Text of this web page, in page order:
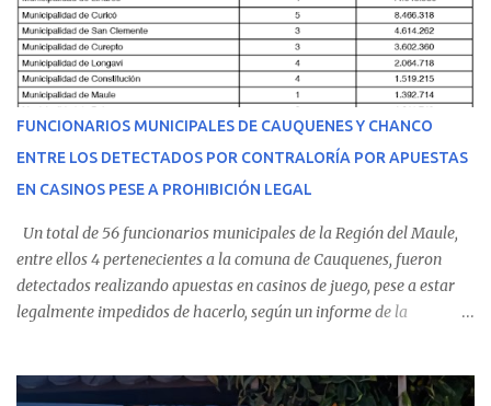
Regional de Talca y dado la urgencia la ambulancia partió hacia
Talca con escolta de Carabineros. En medio del traslado, el
estudiante de medicina de 25 años, se agravó y pese a los esfuerzos
del personal de emergencia terminó falleciendo, sin alcanzar a
recibir atención especializada en el centro de destino. Apenas se
conoció la gravedad de su condición, sus padres —residentes en
Villarrica— se trasladaron a Cauquenes con la esperanza de una
evolución favorable. No obstante, alrededo...
FUNCIONARIOS MUNICIPALES DE CAUQUENES Y CHANCO
ENTRE LOS DETECTADOS POR CONTRALORÍA POR APUESTAS
EN CASINOS PESE A PROHIBICIÓN LEGAL
Un total de 56 funcionarios municipales de la Región del Maule,
entre ellos 4 pertenecientes a la comuna de Cauquenes, fueron
detectados realizando apuestas en casinos de juego, pese a estar
legalmente impedidos de hacerlo, según un informe de la
estableció que estos funcionarios —quienes administran o